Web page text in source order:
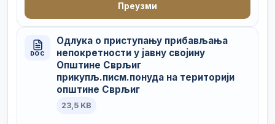
Преузми
DOC
Одлука о приступању прибављања
непокретности у јавну својину
Општине Сврљиг
прикупљ.писм.понуда на територији
општине Сврљиг
23,5 KB